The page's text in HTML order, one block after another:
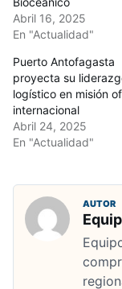
Abril 16, 2025
En "Actualidad"
Puerto Antofagasta
proyecta su
logístico en misión
internacional
Abril 24, 2025
En "Actualidad"
AUTOR